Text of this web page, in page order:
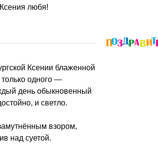
любя!
Ксении блаженной
только одного —
день обыкновенный
и светло.
взором,
над суетой.